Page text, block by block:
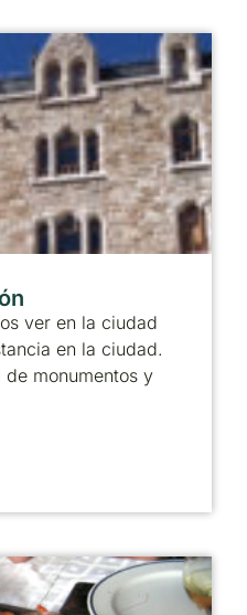
ver en la ciudad
en la ciudad.
monumentos y